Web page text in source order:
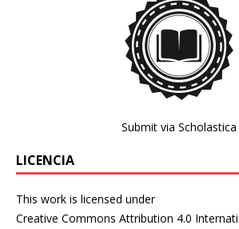
Submit via Scholastica
LICENCIA
This work is licensed under
Creative Commons Attribution 4.0